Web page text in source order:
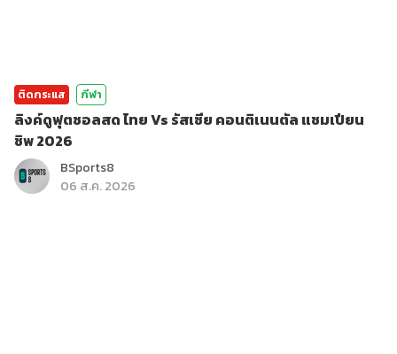
ติดกระแส กีฬา
ลิงค์ดูฟุตซอลสด ไทย Vs รัสเซีย คอนติเนนตัล แชมเปียน
ชิพ 2026
BSports8
06 ส.ค. 2026